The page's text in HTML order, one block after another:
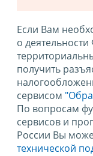
Если Вам
о
получить
сервисом
По вопросам
сервисов и
России Вы
технической